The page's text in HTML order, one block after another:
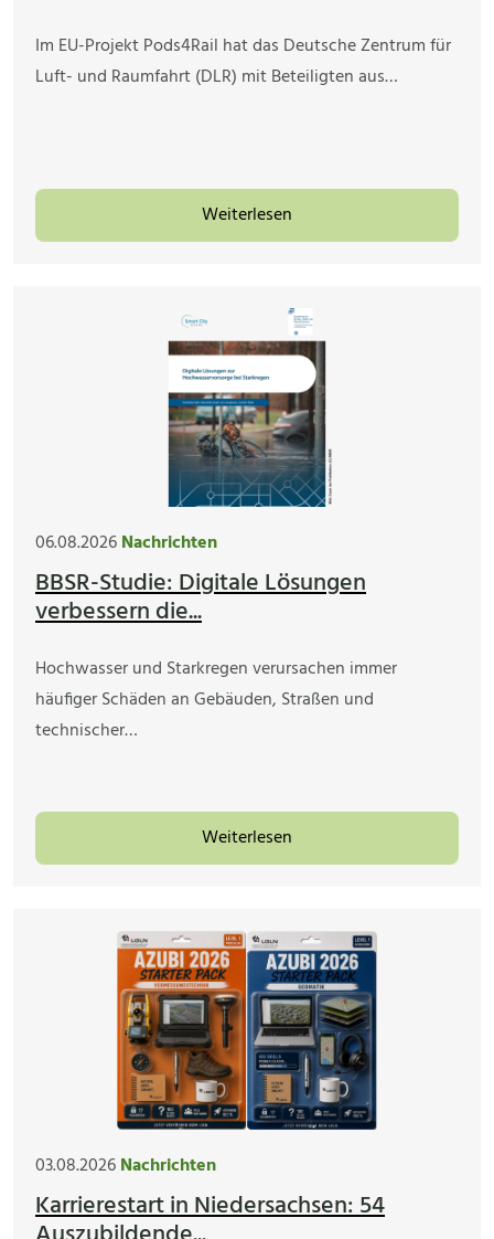
Im EU-Projekt Pods4Rail hat das Deutsche Zentrum für
Luft- und Raumfahrt (DLR) mit Beteiligten aus…
Weiterlesen
06.08.2026Nachrichten
BBSR-Studie: Digitale Lösungen
verbessern die...
Hochwasser und Starkregen verursachen immer
häufiger Schäden an Gebäuden, Straßen und
technischer…
Weiterlesen
03.08.2026Nachrichten
Karrierestart in Niedersachsen: 54